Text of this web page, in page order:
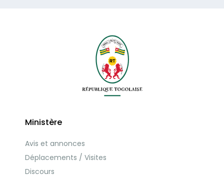
Ministère
Avis et annonces
Déplacements / Visites
Discours